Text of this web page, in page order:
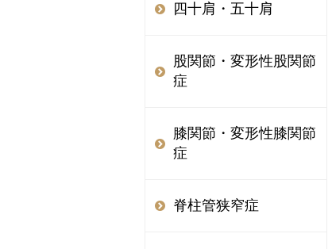
四十肩・五十肩
股関節・変形性股関節
症
膝関節・変形性膝関節
症
脊柱管狭窄症